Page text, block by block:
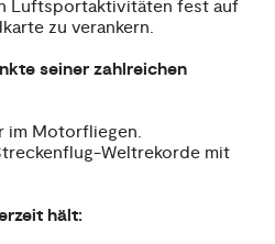
Luftsportaktivitäten fest auf
zu verankern.
seiner zahlreichen
im Motorfliegen.
Weltrekorde mit
hält: